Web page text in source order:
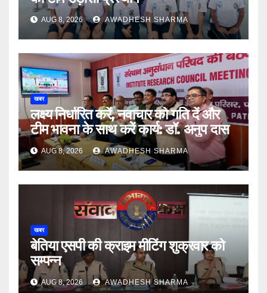
AUG 8, 2026 AWADHESH SHARMA
खबर
लक्ष्य निर्धारित करें, नवाचार को गति दें और
टीम भावना के साथ करें कार्य: डॉ. अनुप दास
AUG 8, 2026 AWADHESH SHARMA
खबर
बेतिया एसपी की क्राइम मीटिंग शुक्रवार को
सम्पन्न
AUG 8, 2026 AWADHESH SHARMA